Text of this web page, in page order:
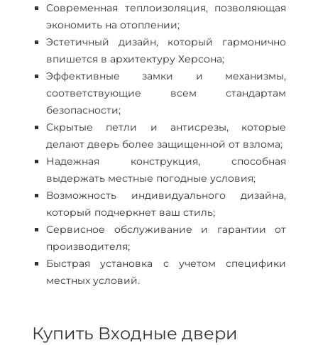
Современная теплоизоляция, позволяющая
экономить на отоплении;
Эстетичный дизайн, который гармонично
впишется в архитектуру Херсона;
Эффективные замки и механизмы,
соответствующие всем стандартам
безопасности;
Скрытые петли и антисрезы, которые
делают дверь более защищенной от взлома;
Надежная конструкция, способная
выдержать местные погодные условия;
Возможность индивидуального дизайна,
который подчеркнет ваш стиль;
Сервисное обслуживание и гарантии от
производителя;
Быстрая установка с учетом специфики
местных условий.
Купить Входные двери